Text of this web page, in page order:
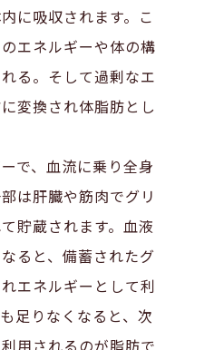
に吸収されます。こ
エネルギーや体の構
る。そして過剰なエ
変換され体脂肪とし
で、血流に乗り全身
は肝臓や筋肉でグリ
貯蔵されます。血液
ると、備蓄されたグ
エネルギーとして利
足りなくなると、次
用されるのが脂肪で